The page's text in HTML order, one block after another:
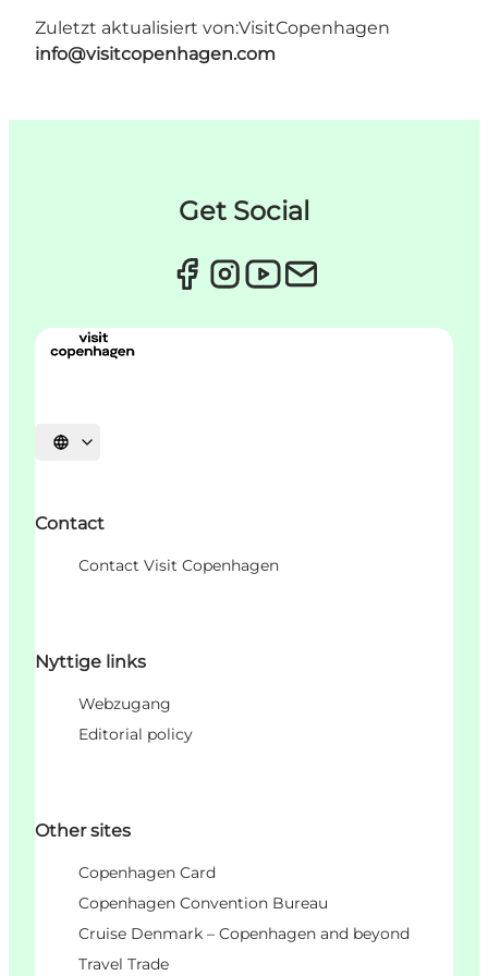
Zuletzt aktualisiert von:VisitCopenhagen
info@visitcopenhagen.com
Get Social
Sprache auswählen
Contact
Contact Visit Copenhagen
Nyttige links
Webzugang
Editorial policy
Other sites
Copenhagen Card
Copenhagen Convention Bureau
Cruise Denmark – Copenhagen and beyond
Travel Trade